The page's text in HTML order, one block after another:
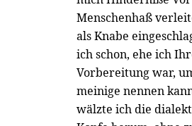
Menschenhaß
als Knabe
ich schon, ehe ich
Vorbereitung war,
meinige nennen
wälzte ich die